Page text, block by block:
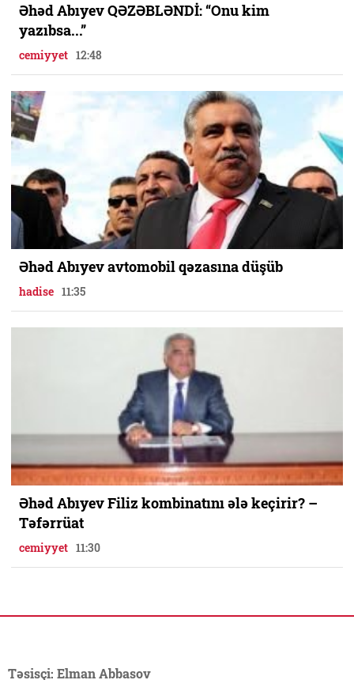
Əhəd Abıyev QƏZƏBLƏNDİ: “Onu kim
yazıbsa...”
cemiyyet 12:48
Əhəd Abıyev avtomobil qəzasına düşüb
hadise 11:35
Əhəd Abıyev Filiz kombinatını ələ keçirir? –
Təfərrüat
cemiyyet 11:30
Təsisçi: Elman Abbasov